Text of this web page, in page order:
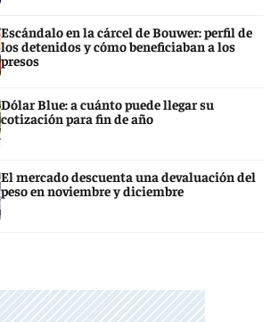
Escándalo en la cárcel de Bouwer: perfil de
los detenidos y cómo beneficiaban a los
presos
Dólar Blue: a cuánto puede llegar su
cotización para fin de año
El mercado descuenta una devaluación del
peso en noviembre y diciembre